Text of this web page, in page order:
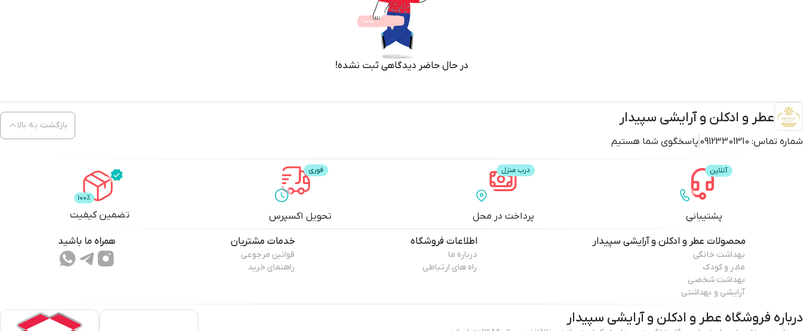
در حال حاضر دیدگاهی ثبت نشده!
عطر و ادکلن و آرایشی سپیدار
شماره تماس: 09123301310 پاسخگوی شما هستیم
بازگشت به بالا
پشتیبانی پرداخت در محل تحویل اکسپرس تضمین کیفیت
محصولات عطر و ادکلن و آرایشی سپیدار
بهداشت خانگی
مادر و کودک
بهداشت شخصی
آرایشی و بهداشتی
اطلاعات فروشگاه
درباره ما
راه های ارتباطی
خدمات مشتریان
قوانین مرجوعی
راهنمای خرید
همراه ما باشید
درباره فروشگاه عطر و ادکلن و آرایشی سپیدار